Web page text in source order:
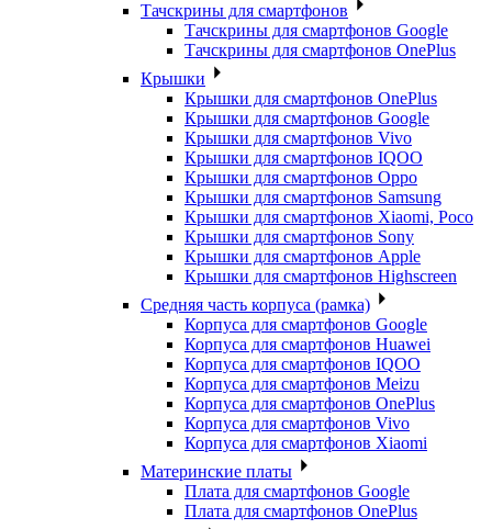
Тачскрины для смартфонов
Тачскрины для смартфонов Google
Тачскрины для смартфонов OnePlus
Крышки
Крышки для смартфонов OnePlus
Крышки для смартфонов Google
Крышки для смартфонов Vivo
Крышки для смартфонов IQOO
Крышки для смартфонов Oppo
Крышки для смартфонов Samsung
Крышки для смартфонов Xiaomi, Poco
Крышки для смартфонов Sony
Крышки для смартфонов Apple
Крышки для смартфонов Highscreen
Средняя часть корпуса (рамка)
Корпуса для смартфонов Google
Корпуса для смартфонов Huawei
Корпуса для смартфонов IQOO
Корпуса для смартфонов Meizu
Корпуса для смартфонов OnePlus
Корпуса для смартфонов Vivo
Корпуса для смартфонов Xiaomi
Материнские платы
Плата для смартфонов Google
Плата для смартфонов OnePlus